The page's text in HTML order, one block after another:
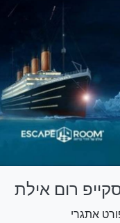
רום אילת
אתגרי